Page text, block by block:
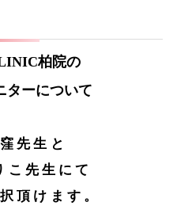
柏院の
ターについて
先生と
こ先生にて
頂けます。